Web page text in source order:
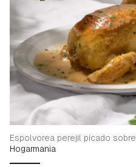
Guardar como
Para poder guardar como
Espolvorea perejil picado
Hogarmania
Contenido